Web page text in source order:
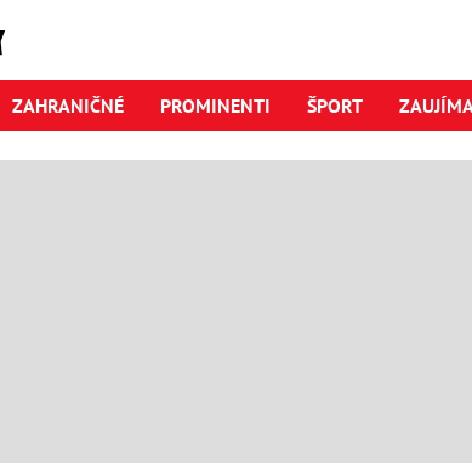
ZAHRANIČNÉ PROMINENTI ŠPORT